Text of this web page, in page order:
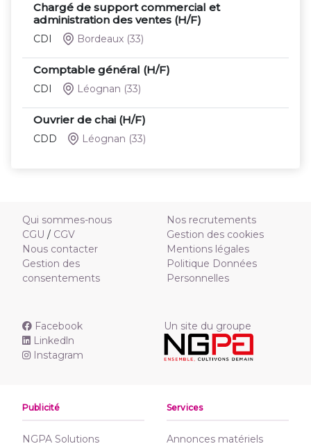
Chargé de support commercial et
administration des ventes (H/F)
CDI Bordeaux (33)
Comptable général (H/F)
CDI Léognan (33)
Ouvrier de chai (H/F)
CDD Léognan (33)
Qui sommes-nous
CGU / CGV
Nous contacter
Gestion des
consentements
Nos recrutements
Gestion des cookies
Mentions légales
Politique Données
Personnelles
Facebook
Linkedln
Instagram
Un site du groupe
Publicité
NGPA Solutions
Services
Annonces matériels